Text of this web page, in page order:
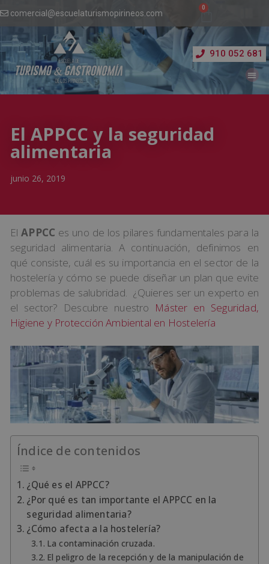
comercial@escuelaturismopirineos.com
910 052 681
El APPCC y la seguridad
alimentaria
junio 26, 2019
ElAPPCC es uno de los pilares fundamentales para la
seguridad alimentaria. A continuación, definimos en
qué consiste, cuál es su importancia en el sector de la
hostelería y cómo se puede diseñar un plan que evite
problemas de salubridad. ¿Quieres ser un experto en
el sector? Descubre nuestro Máster en Seguridad,
Higiene y Protección Ambiental en Hostelería
Índice de contenidos
¿Qué es el APPCC?
¿Por qué es tan importante el APPCC en la
seguridad alimentaria?
¿Cómo afecta a la hostelería?
La contaminación cruzada.
El peligro de la recepción y de la manipulación de